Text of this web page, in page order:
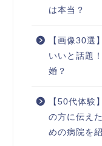
は本当？
【画像30選
いいと話題
婚？
【50代体験
の方に伝え
めの病院を紹